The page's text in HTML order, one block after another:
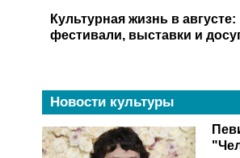
Культурная жизнь в августе:
фестивали, выставки и
Новости культуры